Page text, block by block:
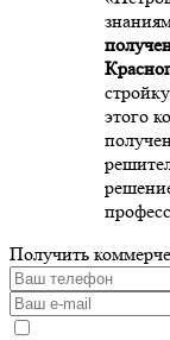
этого
Получить